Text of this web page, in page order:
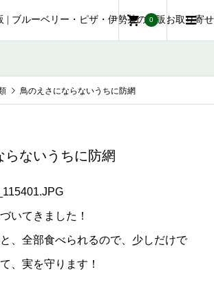
0
鳥のえさにならないうちに防網
らないうちに防網
いてきました！
、全部食べられるので、少しだけで
、実を守ります！